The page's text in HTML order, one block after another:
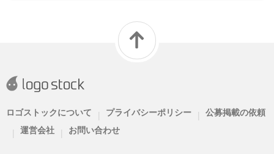
ロゴストックについて | プライバシーポリシー | 公募掲載の依頼
| 運営会社 | お問い合わせ